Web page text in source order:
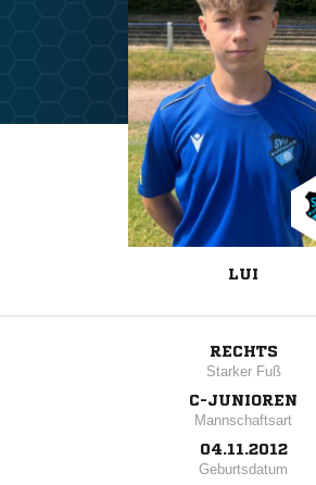
LUI
RECHTS
Starker Fuß
C-JUNIOREN
Mannschaftsart
04.11.2012
Geburtsdatum